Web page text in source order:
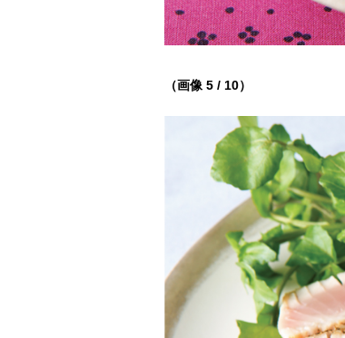
（画像 5 / 10）